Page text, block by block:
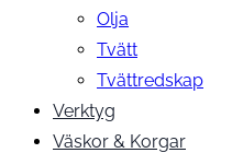
Olja
Tvätt
Tvättredskap
Verktyg
Väskor & Korgar